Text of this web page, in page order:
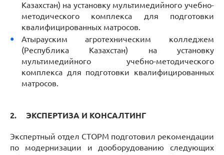
Казахстан) на установку мультимедийного учебно-
методического комплекса для подготовки
квалифицированных матросов.
Атырауским агротехническим колледжем
(Республика Казахстан) на установку
мультимедийного учебно-методического
комплекса для подготовки квалифицированных
матросов.
2. ЭКСПЕРТИЗА И КОНСАЛТИНГ
Экспертный отдел СТОРМ подготовил рекомендации
по модернизации и дооборудованию следующих